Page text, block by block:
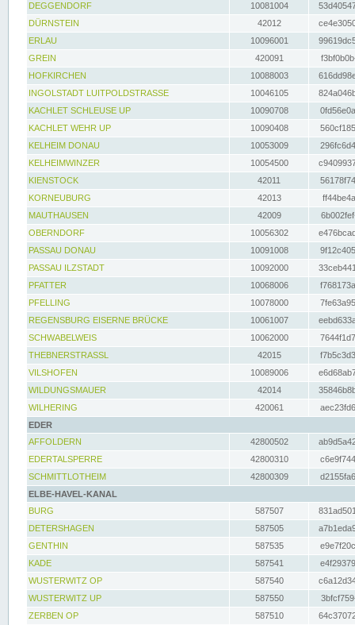
DEGGENDORF
10081004
DÜRNSTEIN
42012
ERLAU
10096001
GREIN
420091
HOFKIRCHEN
10088003
INGOLSTADT LUITPOLDSTRASSE
10046105
KACHLET SCHLEUSE UP
10090708
KACHLET WEHR UP
10090408
KELHEIM DONAU
10053009
KELHEIMWINZER
10054500
KIENSTOCK
42011
KORNEUBURG
42013
MAUTHAUSEN
42009
OBERNDORF
10056302
PASSAU DONAU
10091008
PASSAU ILZSTADT
10092000
PFATTER
10068006
PFELLING
10078000
REGENSBURG EISERNE BRÜCKE
10061007
SCHWABELWEIS
10062000
THEBNERSTRASSL
42015
VILSHOFEN
10089006
WILDUNGSMAUER
42014
WILHERING
420061
EDER
AFFOLDERN
42800502
EDERTALSPERRE
42800310
SCHMITTLOTHEIM
42800309
ELBE-HAVEL-KANAL
BURG
587507
DETERSHAGEN
587505
GENTHIN
587535
KADE
587541
WUSTERWITZ OP
587540
WUSTERWITZ UP
587550
ZERBEN OP
587510